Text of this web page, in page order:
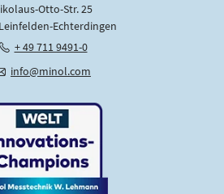
Otto-Str. 25
Echterdingen
+ 49 711 9491-0
info@minol.com